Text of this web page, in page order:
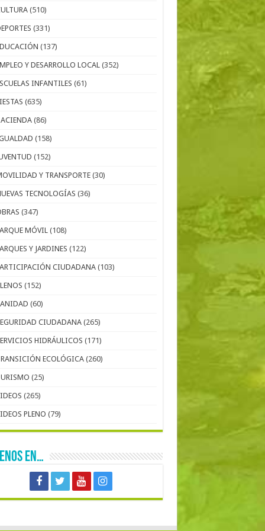
(510)
(331)
(137)
Y DESARROLLO LOCAL (352)
INFANTILES (61)
(635)
(86)
(158)
(152)
Y TRANSPORTE (30)
TECNOLOGÍAS (36)
(347)
MÓVIL (108)
Y JARDINES (122)
CIUDADANA (103)
(152)
(60)
CIUDADANA (265)
HIDRÁULICOS (171)
ECOLÓGICA (260)
(25)
(265)
PLENO (79)
EN…